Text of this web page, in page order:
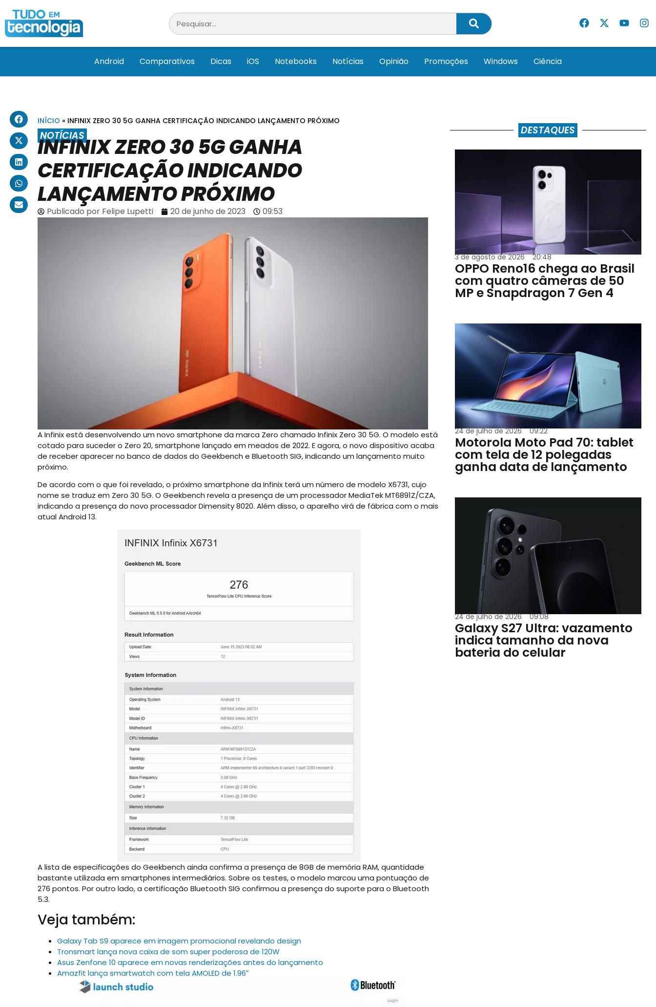
Android Comparativos Dicas iOS Notebooks Notícias Opinião Promoções Windows Ciência
INÍCIO » INFINIX ZERO 30 5G GANHA CERTIFICAÇÃO INDICANDO LANÇAMENTO PRÓXIMO
NOTÍCIAS
INFINIX ZERO 30 5G GANHA
CERTIFICAÇÃO INDICANDO
LANÇAMENTO PRÓXIMO
Publicado porFelipe Lupetti 20 de junho de 2023 09:53
A Infinix está desenvolvendo um novo smartphone da marca Zero chamado Infinix Zero 30 5G. O modelo está
cotado para suceder o Zero 20, smartphone lançado em meados de 2022. E agora, o novo dispositivo acaba
de receber aparecer no banco de dados do Geekbench e Bluetooth SIG, indicando um lançamento muito
próximo.
De acordo com o que foi revelado, o próximo smartphone da Infinix terá um número de modelo X6731, cujo
nome se traduz em Zero 30 5G. O Geekbench revela a presença de um processador MediaTek MT6891Z/CZA,
indicando a presença do novo processador Dimensity 8020. Além disso, o aparelho virá de fábrica com o mais
atual Android 13.
A lista de especificações do Geekbench ainda confirma a presença de 8GB de memória RAM, quantidade
bastante utilizada em smartphones intermediários. Sobre os testes, o modelo marcou uma pontuação de
276 pontos. Por outro lado, a certificação Bluetooth SIG confirmou a presença do suporte para o Bluetooth
5.3.
Veja também:
Galaxy Tab S9 aparece em imagem promocional revelando design
Tronsmart lança nova caixa de som super poderosa de 120W
Asus Zenfone 10 aparece em novas renderizações antes do lançamento
Amazfit lança smartwatch com tela AMOLED de 1.96″
DESTAQUES
3 de agosto de 2026 20:48
OPPO Reno16 chega ao Brasil
com quatro câmeras de 50
MP e Snapdragon 7 Gen 4
24 de julho de 2026 09:22
Motorola Moto Pad 70: tablet
com tela de 12 polegadas
ganha data de lançamento
24 de julho de 2026 09:08
Galaxy S27 Ultra: vazamento
indica tamanho da nova
bateria do celular